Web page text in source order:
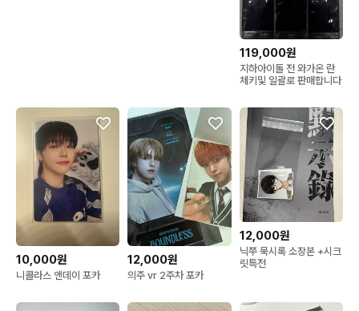
119,000원
지하아이돌 전 와가온 란
체키및 일괄로 판매합니다
10,000원
니콜라스 앤데이 포카
12,000원
의주 vr 2주차 포카
12,000원
닉쭈 묵시록 소장본 +시크
릿특전